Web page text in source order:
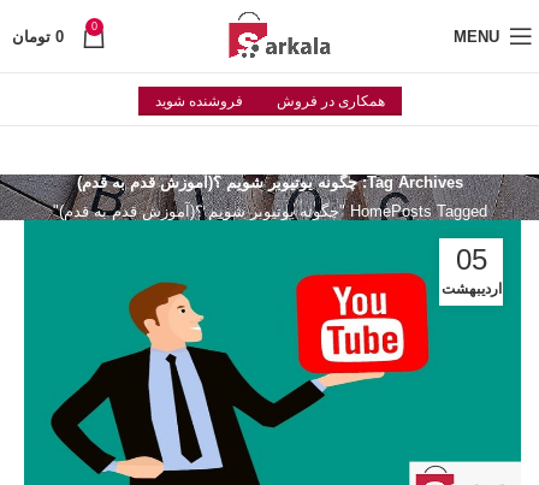
MENU
0
0 تومان
همکاری در فروش فروشنده شوید
Tag Archives: چگونه یوتیوبر شویم ؟(آموزش قدم به قدم)
HomePosts Tagged "چگونه یوتیوبر شویم ؟(آموزش قدم به قدم)"
05
اردیبهشت